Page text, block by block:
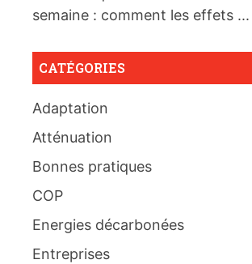
semaine : comment les effets ...
CATÉGORIES
Adaptation
Atténuation
Bonnes pratiques
COP
Energies décarbonées
Entreprises